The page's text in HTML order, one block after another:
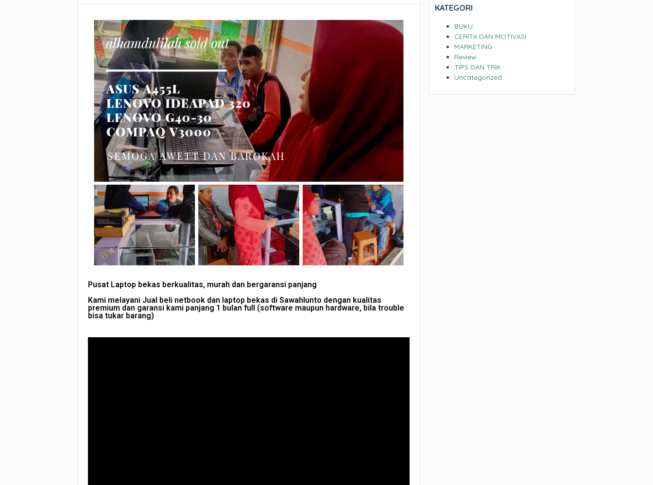
Pusat Laptop bekas berkualitas, murah dan bergaransi panjang
Kami melayani Jual beli netbook dan laptop bekas di Sawahlunto dengan kualitas
premium dan garansi kami panjang 1 bulan full (software maupun hardware, bila trouble
bisa tukar barang)
KATEGORI
BUKU
CERITA DAN MOTIVASI
MARKETING
Review
TIPS DAN TRIK
Uncategorized